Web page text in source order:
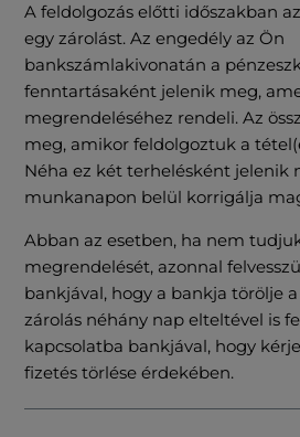
A feldolgozás előtti időszakban
egy zárolást. Az engedély az Ön
bankszámlakivonatán a
fenntartásaként jelenik meg,
megrendeléséhez rendeli. Az
meg, amikor feldolgoztuk a
Néha ez két terhelésként jelenik
munkanapon belül korrigálja
Abban az esetben, ha nem
megrendelését, azonnal
bankjával, hogy a bankja törölje a
zárolás néhány nap elteltével is
kapcsolatba bankjával, hogy
fizetés törlése érdekében.